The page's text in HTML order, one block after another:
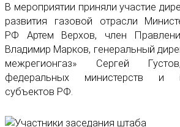
В мероприятии приняли участие
развития газовой отрасли
РФ Артем Верхов, член
Владимир Марков, генеральный
межрегионгаз» Сергей
федеральных министерств и
субъектов РФ.